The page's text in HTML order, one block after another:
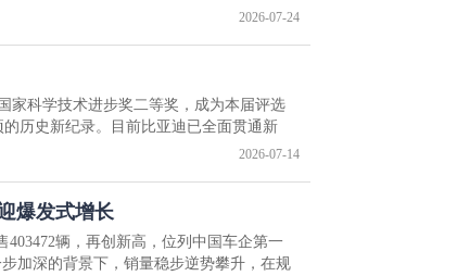
2026-07-24
家科学技术进步奖二等奖，成为本届评选
历史新纪录。目前比亚迪已全面贯通新
2026-07-14
爆发式增长
辆，再创新高，位列中国车企第一
加深的背景下，销量稳步逆势攀升，在规